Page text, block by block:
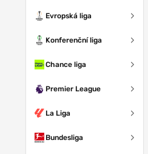
Evropská liga
Konferenční liga
Chance liga
Premier League
La Liga
Bundesliga